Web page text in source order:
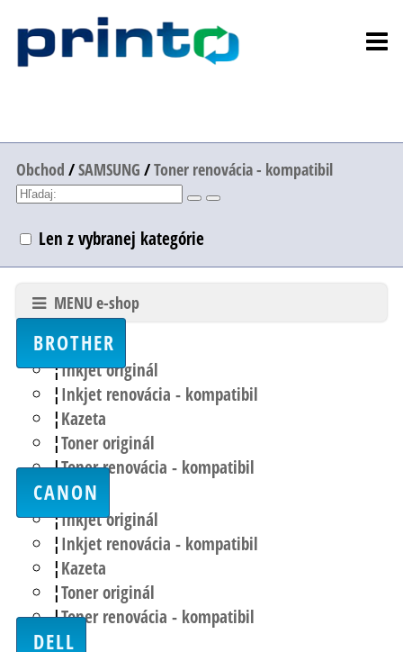
Obchod /SAMSUNG /Toner renovácia - kompatibil
Len z vybranej kategórie
MENU e-shop
BROTHER
Inkjet originál
Inkjet renovácia - kompatibil
Kazeta
Toner originál
Toner renovácia - kompatibil
CANON
Inkjet originál
Inkjet renovácia - kompatibil
Kazeta
Toner originál
Toner renovácia - kompatibil
DELL